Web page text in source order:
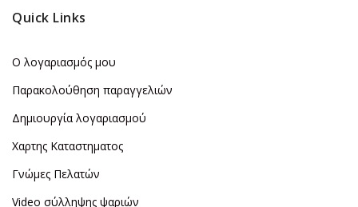
Quick Links
Ο λογαριασμός μου
Παρακολούθηση παραγγελιών
Δημιουργία λογαριασμού
Χαρτης Καταστηματος
Γνώμες Πελατών
Video σύλληψης ψαριών